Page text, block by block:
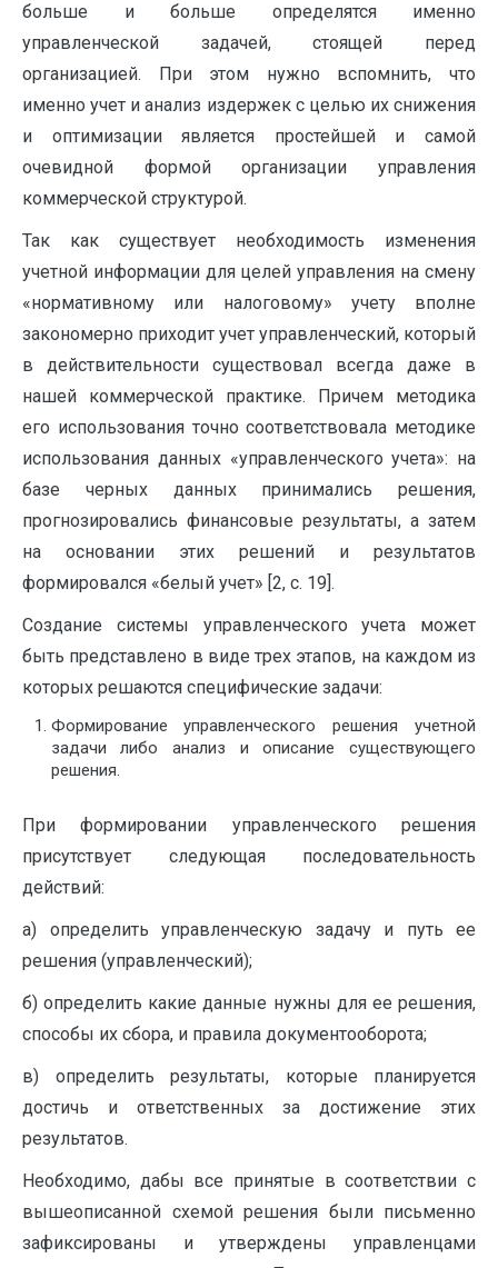
больше и больше определятся именно
управленческой задачей, стоящей перед
организацией. При этом нужно вспомнить, что
именно учет и анализ издержек с целью их снижения
и оптимизации является простейшей и самой
очевидной формой организации управления
коммерческой структурой.
Так как существует необходимость изменения
учетной информации для целей управления на смену
«нормативному или налоговому» учету вполне
закономерно приходит учет управленческий, который
в действительности существовал всегда даже в
нашей коммерческой практике. Причем методика
его использования точно соответствовала методике
использования данных «управленческого учета»: на
базе черных данных принимались решения,
прогнозировались финансовые результаты, а затем
на основании этих решений и результатов
формировался «белый учет» [2, c. 19].
Создание системы управленческого учета может
быть представлено в виде трех этапов, на каждом из
которых решаются специфические задачи:
Формирование управленческого решения учетной
задачи либо анализ и описание существующего
решения.
При формировании управленческого решения
присутствует следующая последовательность
действий:
а) определить управленческую задачу и путь ее
решения (управленческий);
б) определить какие данные нужны для ее решения,
способы их сбора, и правила документооборота;
в) определить результаты, которые планируется
достичь и ответственных за достижение этих
результатов.
Необходимо, дабы все принятые в соответствии с
вышеописанной схемой решения были письменно
зафиксированы и утверждены управленцами